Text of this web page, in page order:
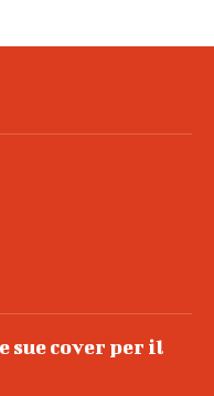
sue cover per il